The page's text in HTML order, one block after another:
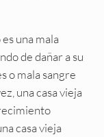
una mala
de dañar a su
o mala sangre
una casa vieja
casa vieja